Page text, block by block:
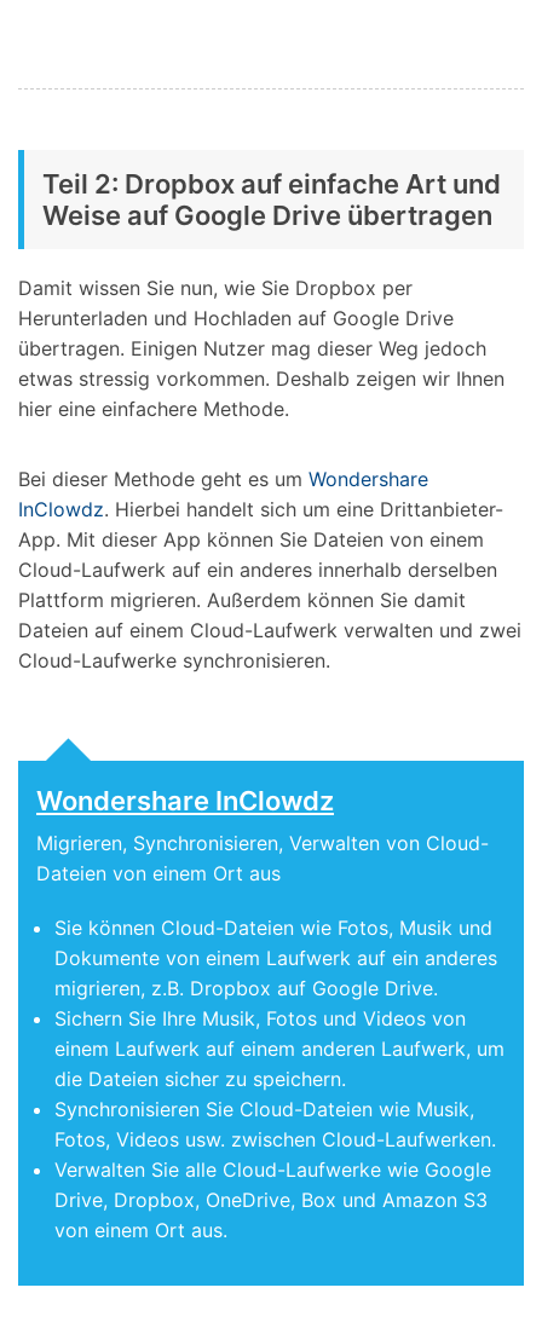
Teil 2: Dropbox auf einfache Art und
Weise auf Google Drive übertragen
Damit wissen Sie nun, wie Sie Dropbox per
Herunterladen und Hochladen auf Google Drive
übertragen. Einigen Nutzer mag dieser Weg jedoch
etwas stressig vorkommen. Deshalb zeigen wir Ihnen
hier eine einfachere Methode.
Bei dieser Methode geht es um Wondershare
InClowdz. Hierbei handelt sich um eine Drittanbieter-
App. Mit dieser App können Sie Dateien von einem
Cloud-Laufwerk auf ein anderes innerhalb derselben
Plattform migrieren. Außerdem können Sie damit
Dateien auf einem Cloud-Laufwerk verwalten und zwei
Cloud-Laufwerke synchronisieren.
Wondershare InClowdz
Migrieren, Synchronisieren, Verwalten von Cloud-
Dateien von einem Ort aus
Sie können Cloud-Dateien wie Fotos, Musik und
Dokumente von einem Laufwerk auf ein anderes
migrieren, z.B. Dropbox auf Google Drive.
Sichern Sie Ihre Musik, Fotos und Videos von
einem Laufwerk auf einem anderen Laufwerk, um
die Dateien sicher zu speichern.
Synchronisieren Sie Cloud-Dateien wie Musik,
Fotos, Videos usw. zwischen Cloud-Laufwerken.
Verwalten Sie alle Cloud-Laufwerke wie Google
Drive, Dropbox, OneDrive, Box und Amazon S3
von einem Ort aus.